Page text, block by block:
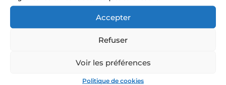
Accepter
Refuser
Voir les préférences
Politique de cookies
⭐⭐⭐⭐⭐
Super qualité,
déçu en achetant la
jungle! Merci